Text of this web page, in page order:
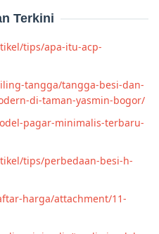
Terkini
tips/apa-itu-acp-
tangga/tangga-besi-dan-
di-taman-yasmin-bogor/
pagar-minimalis-terbaru-
tips/perbedaan-besi-h-
harga/attachment/11-